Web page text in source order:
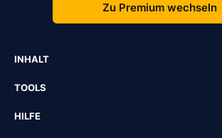
Zu Premium wechseln
INHALT
TOOLS
HILFE